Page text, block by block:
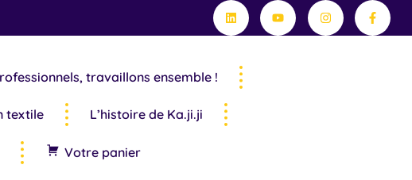
LinkedinYoutubeInstagram
f
travaillons ensemble !
textile L’histoire de Ka.ji.ji
Votre panier